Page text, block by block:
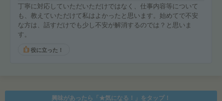
丁寧に対応していただいただけではなく、仕事内容等について
も、教えていただけて私はよかったと思います。始めてで不安
な方は、話すだけでも少し不安が解消するのでは？と思いま
す。
役に立った！
興味があったら「★気になる！」をタップ！